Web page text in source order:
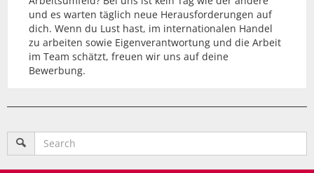
und es warten täglich neue Herausforderungen auf
dich. Wenn du Lust hast, im internationalen Handel
zu arbeiten sowie Eigenverantwortung und die Arbeit
im Team schätzt, freuen wir uns auf deine
Bewerbung.